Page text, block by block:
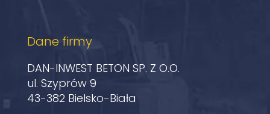
Dane firmy
DAN-INWEST BETON SP. Z O.O.
ul. Szyprów 9
43-382 Bielsko-Biała